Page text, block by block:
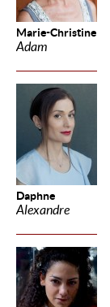
Marie-Christine
Adam
Daphne
Alexandre